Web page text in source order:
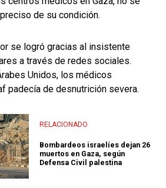
de su condición.
se logró gracias al insistente
a través de redes sociales.
Unidos, los médicos
padecía de desnutrición severa.
RELACIONADO
Bombardeos israelíes dejan 26
muertos en Gaza, según
Defensa Civil palestina